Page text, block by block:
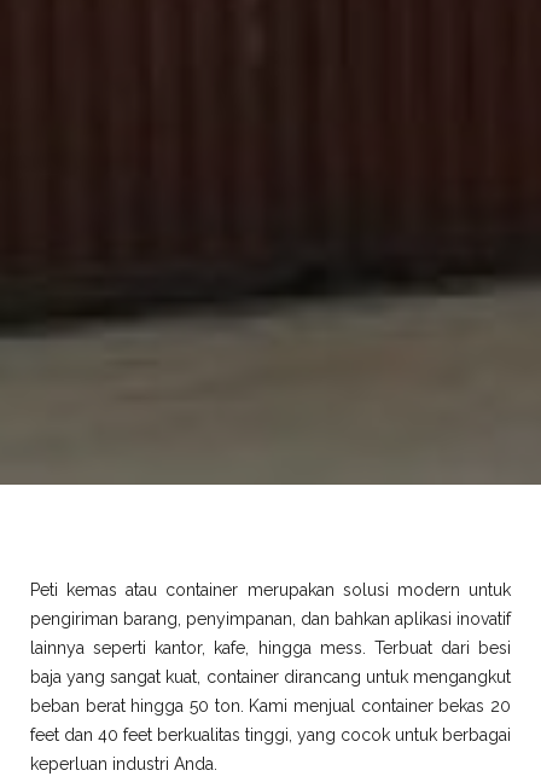
Peti kemas atau container merupakan solusi modern untuk
pengiriman barang, penyimpanan, dan bahkan aplikasi inovatif
lainnya seperti kantor, kafe, hingga mess. Terbuat dari besi
baja yang sangat kuat, container dirancang untuk mengangkut
beban berat hingga 50 ton. Kami menjual container bekas 20
feet dan 40 feet berkualitas tinggi, yang cocok untuk berbagai
keperluan industri Anda.